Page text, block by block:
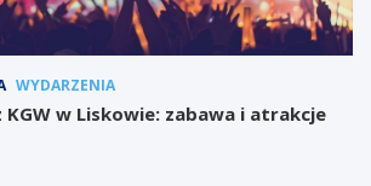
WYDARZENIA
KGW w Liskowie: zabawa i atrakcje